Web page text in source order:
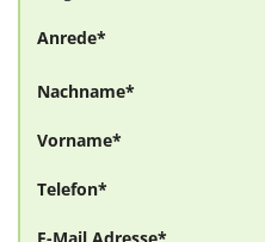
Anrede*
Nachname*
Vorname*
Telefon*